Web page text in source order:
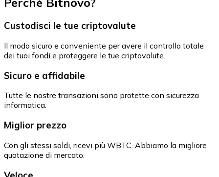
Custodisci le tue criptovalute
Il modo sicuro e conveniente per avere il controllo totale
dei tuoi fondi e proteggere le tue criptovalute.
Sicuro e affidabile
Tutte le nostre transazioni sono protette con sicurezza
informatica.
Miglior prezzo
Con gli stessi soldi, ricevi più WBTC. Abbiamo la migliore
quotazione di mercato.